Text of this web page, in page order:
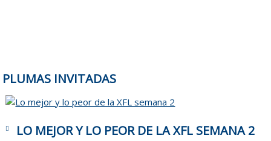
PLUMAS INVITADAS
LO MEJOR Y LO PEOR DE LA XFL SEMANA 2